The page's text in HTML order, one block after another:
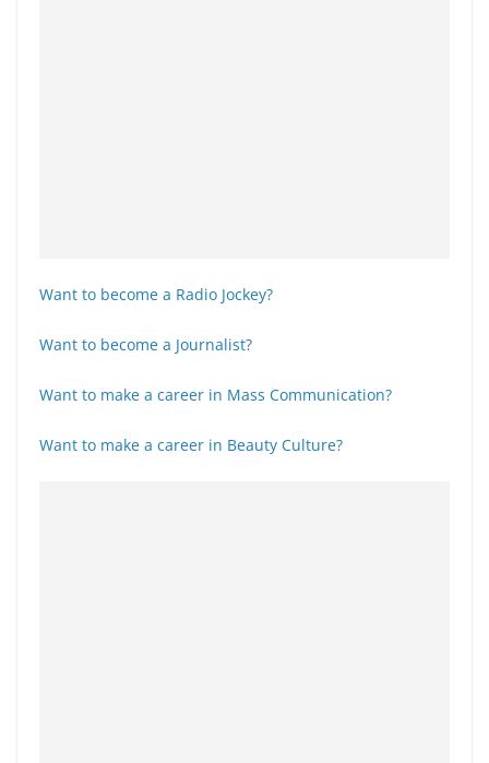
Want to become a Radio Jockey?
Want to become a Journalist?
Want to make a career in Mass Communication?
Want to make a career in Beauty Culture?